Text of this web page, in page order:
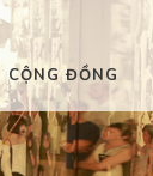
CỘNG ĐỒNG